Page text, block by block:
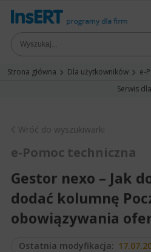
Strona główna Dla użytkowników
e-
Serwis
Wróć do wyszukiwarki
e-Pomoc techniczna
Gestor nexo – Jak
dodać kolumnę
obowiązywania
Ostatnia modyfikacja: